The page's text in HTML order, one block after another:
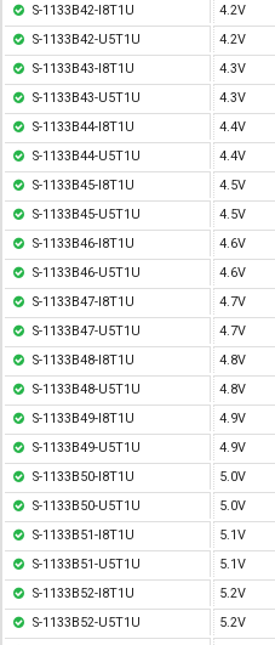
S-1133B42-I8T1U
4.2V
S-1133B42-U5T1U
4.2V
S-1133B43-I8T1U
4.3V
S-1133B43-U5T1U
4.3V
S-1133B44-I8T1U
4.4V
S-1133B44-U5T1U
4.4V
S-1133B45-I8T1U
4.5V
S-1133B45-U5T1U
4.5V
S-1133B46-I8T1U
4.6V
S-1133B46-U5T1U
4.6V
S-1133B47-I8T1U
4.7V
S-1133B47-U5T1U
4.7V
S-1133B48-I8T1U
4.8V
S-1133B48-U5T1U
4.8V
S-1133B49-I8T1U
4.9V
S-1133B49-U5T1U
4.9V
S-1133B50-I8T1U
5.0V
S-1133B50-U5T1U
5.0V
S-1133B51-I8T1U
5.1V
S-1133B51-U5T1U
5.1V
S-1133B52-I8T1U
5.2V
S-1133B52-U5T1U
5.2V